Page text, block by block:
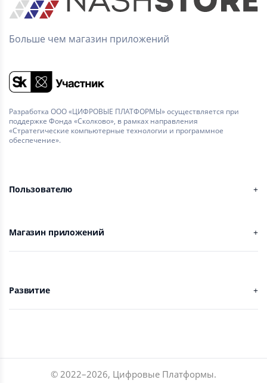
Больше чем магазин приложений
Разработка ООО «ЦИФРОВЫЕ ПЛАТФОРМЫ» осуществляется при
поддержке Фонда «Сколково», в рамках направления
«Стратегические компьютерные технологии и программное
обеспечение».
Пользователю
Магазин приложений
Развитие
© 2022–2026, Цифровые Платформы.